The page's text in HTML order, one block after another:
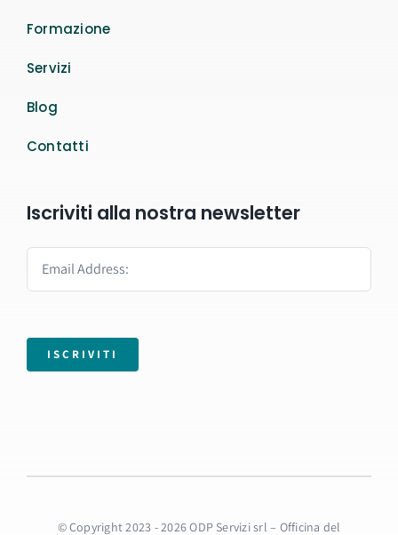
Formazione
Servizi
Blog
Contatti
Iscriviti alla nostra newsletter
ISCRIVITI
© Copyright 2023 - 2026 ODP Servizi srl – Officina del